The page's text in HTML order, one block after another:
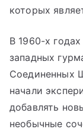
которых
В 1960-х
западных
Соединенных
начали
добавлять
необычные